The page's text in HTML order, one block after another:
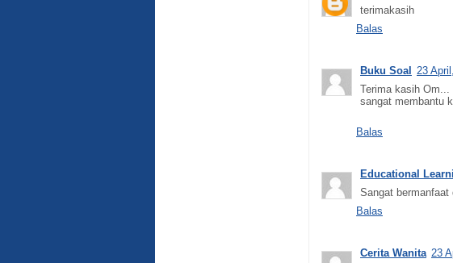
terimakasih
Balas
Buku Soal 23
Terima kasih Om...
sangat membantu
Balas
Educational
Sangat
Balas
Cerita Wanita 23